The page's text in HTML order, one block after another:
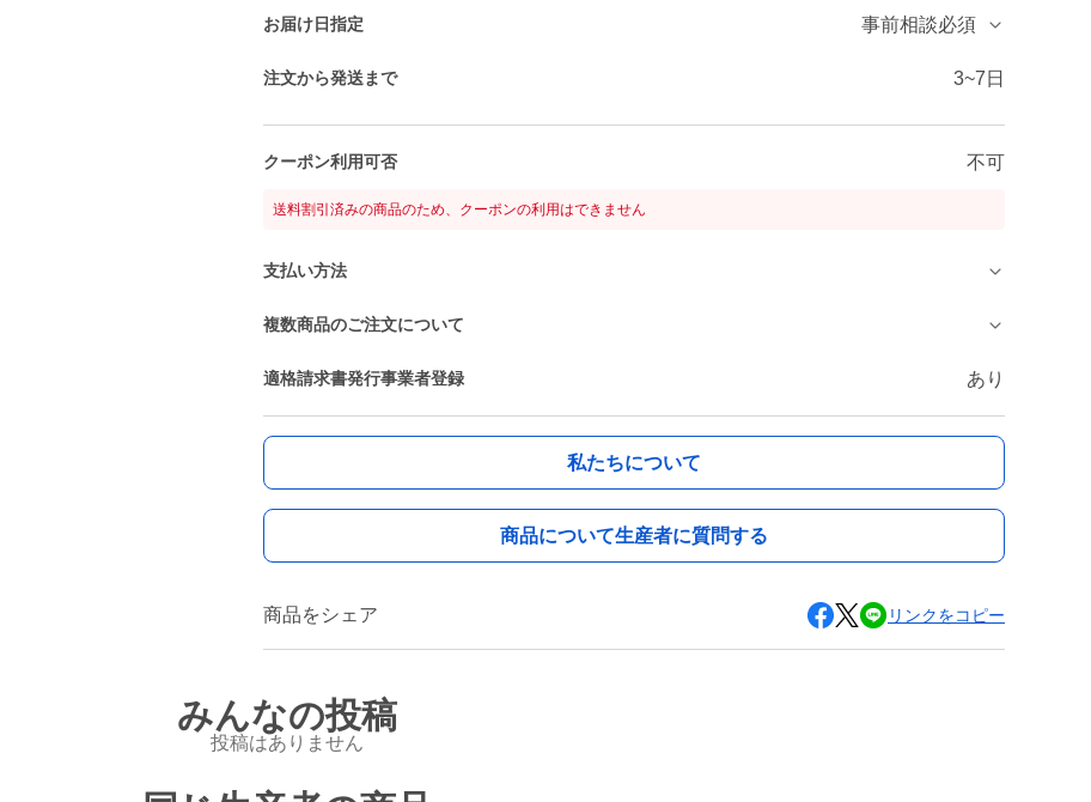
お届け日指定 事前相談必須
注文から発送まで 3~7日
クーポン利用可否 不可
送料割引済みの商品のため、クーポンの利用はできません
支払い方法
複数商品のご注文について
適格請求書発行事業者登録 あり
私たちについて
商品について生産者に質問する
商品をシェア リンクをコピー
みんなの投稿
投稿はありません